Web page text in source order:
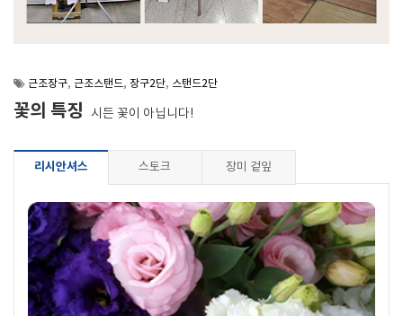
근조장구, 근조스탠드, 장구2단, 스탠드2단
꽃의 특징 시든 꽃이 아닙니다!
리시안셔스 스토크 장미 겉잎